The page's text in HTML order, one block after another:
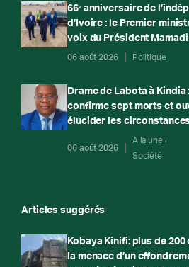
66ᵉ anniversaire de
d’Ivoire : le Premier
voix du Président
06 août 2026 Politique
Drame de Labota à
confirme sept morts et
élucider les circonstances
06 août 2026
A la une
Société
Articles suggérés
Kobaya Kinifi: plus de
la menace d’un